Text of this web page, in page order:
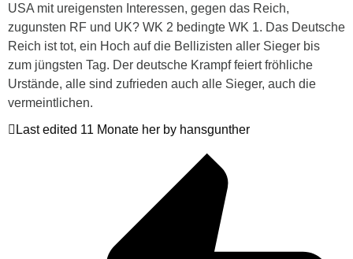
USA mit ureigensten Interessen, gegen das Reich,
zugunsten RF und UK? WK 2 bedingte WK 1. Das Deutsche
Reich ist tot, ein Hoch auf die Bellizisten aller Sieger bis
zum jüngsten Tag. Der deutsche Krampf feiert fröhliche
Urstände, alle sind zufrieden auch alle Sieger, auch die
vermeintlichen.
Last edited 11 Monate her by hansgunther